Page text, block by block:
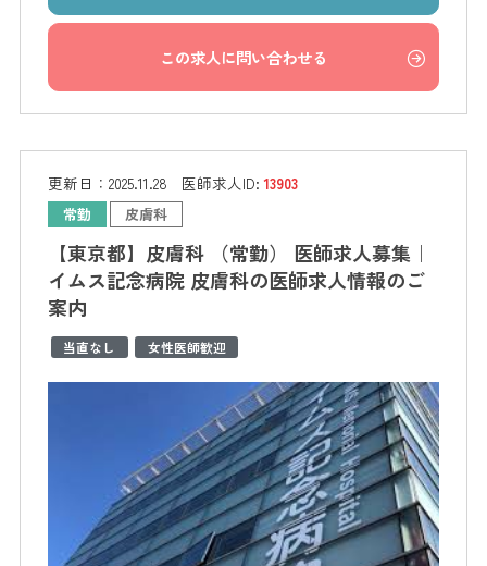
この求人に問い合わせる
更新日： 2025.11.28 医師求人ID:13903
常勤 皮膚科
【東京都】皮膚科 （常勤） 医師求人募集｜
イムス記念病院 皮膚科の医師求人情報のご
案内
当直なし 女性医師歓迎